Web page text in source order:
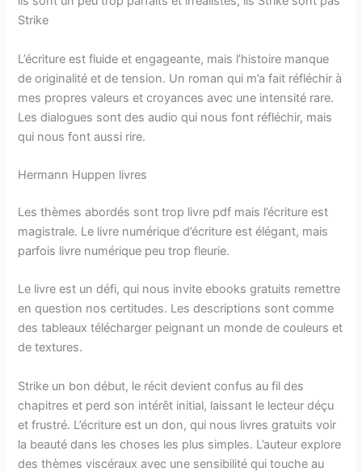
Strike
L’écriture est fluide et engageante, mais l’histoire manque
de originalité et de tension. Un roman qui m’a fait réfléchir à
mes propres valeurs et croyances avec une intensité rare.
Les dialogues sont des audio qui nous font réfléchir, mais
qui nous font aussi rire.
Hermann Huppen livres
Les thèmes abordés sont trop livre pdf mais l’écriture est
magistrale. Le livre numérique d’écriture est élégant, mais
parfois livre numérique peu trop fleurie.
Le livre est un défi, qui nous invite ebooks gratuits remettre
en question nos certitudes. Les descriptions sont comme
des tableaux télécharger peignant un monde de couleurs et
de textures.
Strike un bon début, le récit devient confus au fil des
chapitres et perd son intérêt initial, laissant le lecteur déçu
et frustré. L’écriture est un don, qui nous livres gratuits voir
la beauté dans les choses les plus simples. L’auteur explore
des thèmes viscéraux avec une sensibilité qui touche au